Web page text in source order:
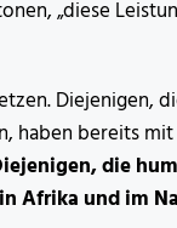
„diese
Diejenigen,
haben bereits
die
Afrika und im